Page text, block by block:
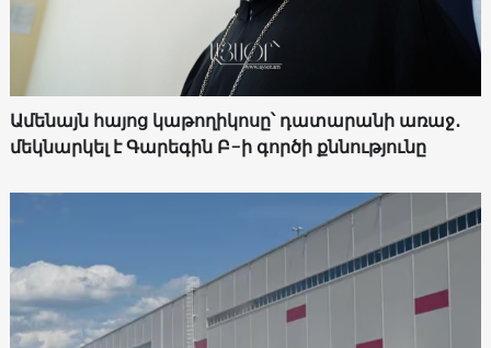
Ամենայն հայոց կաթողիկոսը՝ դատարանի առաջ․
մեկնարկել է Գարեգին Բ-ի գործի քննությունը